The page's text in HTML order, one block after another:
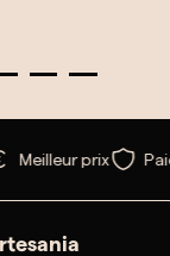
Meilleur prix